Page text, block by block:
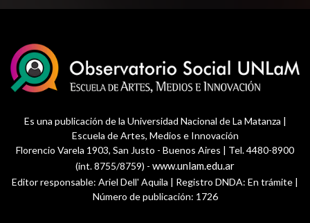
Es una publicación de la Universidad Nacional de La Matanza |
Escuela de Artes, Medios e Innovación
Florencio Varela 1903, San Justo - Buenos Aires | Tel. 4480-8900
(int. 8755/8759) - www.unlam.edu.ar
Editor responsable: Ariel Dell' Aquila | Registro DNDA: En trámite |
Número de publicación: 1726